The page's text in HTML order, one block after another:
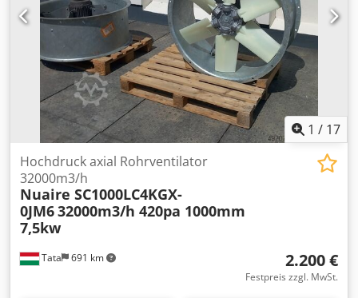
1 / 17
Tata 691 km
Hochdruck axial Rohrventilator
32000m3/h
Nuaire SC1000LC4KGX-
0JM632000m3/h 420pa 1000mm
7,5kw
2.200 €
Festpreis zzgl. MwSt.